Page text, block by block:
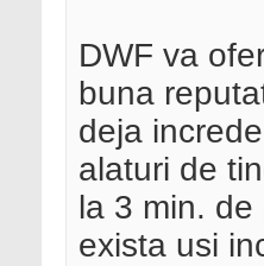
DWF va
buna
deja
alaturi de
la 3 min.
exista usi